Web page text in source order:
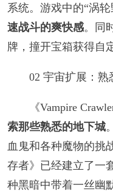
系统。游戏中的“涡
速战斗的爽快感。同
牌，撞开宝箱获得自
02 宇宙扩展：熟
《Vampire
索那些熟悉的地下城
血鬼和各种魔物的挑
存者》已经建立了一
种黑暗中带着一丝幽